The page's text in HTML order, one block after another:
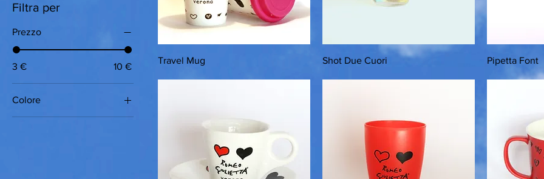
Filtra per
Prezzo
3 € 10 €
Colore
Travel Mug Shot Due Cuori Pipetta Font